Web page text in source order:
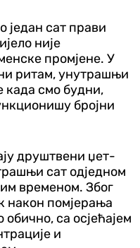
један сат прави
није
промјене. У
ритам, унутрашњи
када смо будни,
бројни
друштвени џет-
сат од‌једном
временом. Због
након помјерања
обично, са осјећајем
и